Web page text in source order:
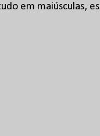
em maiúsculas,